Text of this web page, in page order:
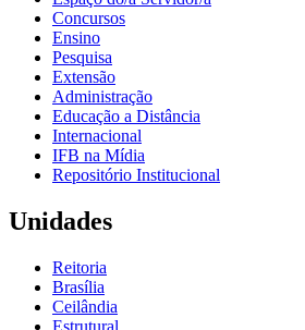
Concursos
Ensino
Pesquisa
Extensão
Administração
Educação a Distância
Internacional
IFB na Mídia
Repositório Institucional
Unidades
Reitoria
Brasília
Ceilândia
Estrutural